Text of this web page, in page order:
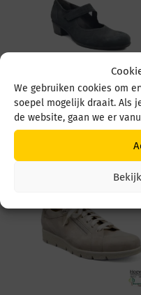
We gebruiken cookies om
soepel mogelijk draait. Als
de website, gaan we er
Durea 5679 5679 035
4549 Zwart
€